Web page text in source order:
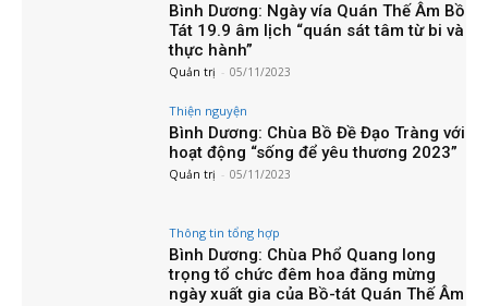
Bình Dương: Ngày vía Quán Thế Âm Bồ
Tát 19.9 âm lịch “quán sát tâm từ bi và
thực hành”
Quản trị - 05/11/2023
Thiện nguyện
Bình Dương: Chùa Bồ Đề Đạo Tràng với
hoạt động “sống để yêu thương 2023”
Quản trị - 05/11/2023
Thông tin tổng hợp
Bình Dương: Chùa Phổ Quang long
trọng tổ chức đêm hoa đăng mừng
ngày xuất gia của Bồ-tát Quán Thế Âm